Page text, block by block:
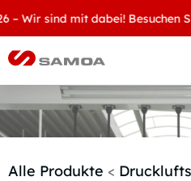
Wir sind mit dabei! Besuchen
Alle Produkte <